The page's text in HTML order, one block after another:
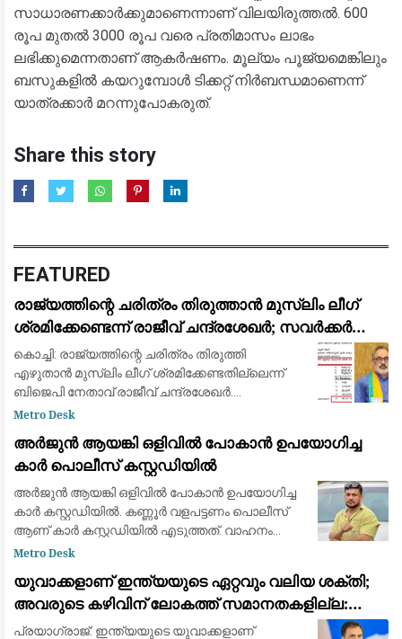
സാധാരണക്കാര്‍ക്കുമാണെന്നാണ് വിലയിരുത്തല്‍. 600
രൂപ മുതല്‍ 3000 രൂപ വരെ പ്രതിമാസം ലാഭം
ലഭിക്കുമെന്നതാണ് ആകര്‍ഷണം. മൂല്യം പൂജ്യമെങ്കിലും
ബസുകളില്‍ കയറുമ്പോള്‍ ടിക്കറ്റ് നിര്‍ബന്ധമാണെന്ന്
യാത്രക്കാര്‍ മറന്നുപോകരുത്.
Share this story
FEATURED
രാജ്യത്തിന്റെ ചരിത്രം തിരുത്താൻ മുസ്ലിം ലീഗ്
ശ്രമിക്കേണ്ടെന്ന് രാജീവ് ചന്ദ്രശേഖർ; സവർക്കർ
ചോദ്യ വിവാദത്തിൽ ശക്തമായ പ്രതികരണം
കൊച്ചി: രാജ്യത്തിന്റെ ചരിത്രം തിരുത്തി
എഴുതാൻ മുസ്ലിം ലീഗ് ശ്രമിക്കേണ്ടതില്ലെന്ന്
ബിജെപി നേതാവ് രാജീവ് ചന്ദ്രശേഖർ.
സ്വാതന്ത്ര്യസമര ക്വിസ് മത്സരത്തിൽ വി.ഡി.
Metro Desk
അർജുൻ ആയങ്കി ഒളിവിൽ പോകാൻ ഉപയോഗിച്ച
കാർ പൊലീസ് കസ്റ്റഡിയിൽ
അർജുൻ ആയങ്കി ഒളിവിൽ പോകാൻ ഉപയോഗിച്ച
കാർ കസ്റ്റഡിയിൽ. കണ്ണൂർ വളപട്ടണം പൊലീസ്
ആണ് കാർ കസ്റ്റഡിയിൽ എടുത്തത്. വാഹനം
കണ്ണൂർ പനങ്കാവിൽ ഉപേക്ഷിച്ച നിലയിലായിരുന്നു
0
Metro Desk
യുവാക്കളാണ് ഇന്ത്യയുടെ ഏറ്റവും വലിയ ശക്തി;
അവരുടെ കഴിവിന് ലോകത്ത് സമാനതകളില്ല:
രാഹുൽ ഗാന്ധി
പ്രയാഗ്‌രാജ്: ഇന്ത്യയുടെ യുവാക്കളാണ്